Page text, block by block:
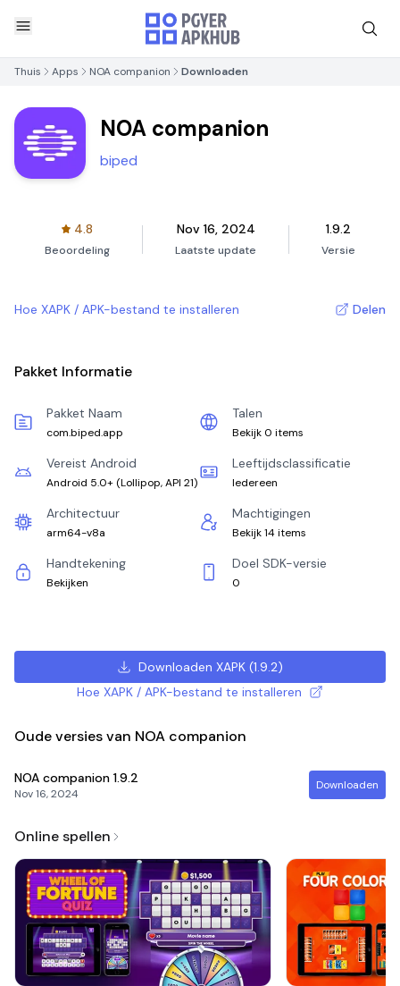
Thuis Apps NOA companion Downloaden
NOA companion
biped
4.8
Beoordeling
Nov 16, 2024
Laatste update
1.9.2
Versie
Hoe XAPK / APK-bestand te installeren Delen
Pakket Informatie
Pakket Naam
com.biped.app
Talen
Bekijk 0 items
Vereist Android
Android 5.0+ (Lollipop, API 21)
Leeftijdsclassificatie
Iedereen
Architectuur
arm64-v8a
Machtigingen
Bekijk 14 items
Handtekening
Bekijken
Doel SDK-versie
0
Downloaden XAPK(1.9.2)
Hoe XAPK / APK-bestand te installeren
Oude versies van NOA companion
NOA companion 1.9.2
Nov 16, 2024
Downloaden
Online spellen